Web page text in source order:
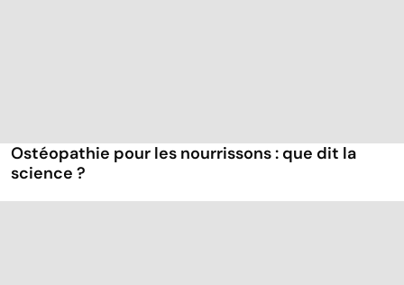
Ostéopathie pour les nourrissons : que dit la
science ?